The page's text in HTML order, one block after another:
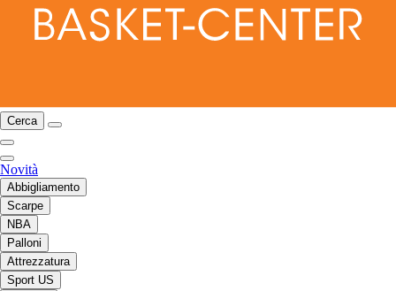
Cerca
Novità
Abbigliamento
Scarpe
NBA
Palloni
Attrezzatura
Sport US